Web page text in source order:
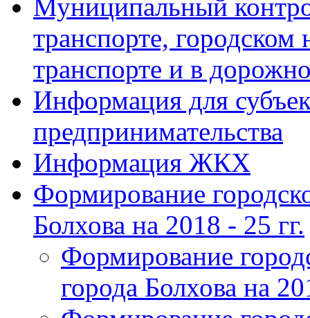
Муниципальный
транспорте, городском
транспорте и в
Информация для
предпринимательства
Информация ЖКХ
Формирование
Болхова на 2018 - 25 гг.
Формирование
города Болхова на